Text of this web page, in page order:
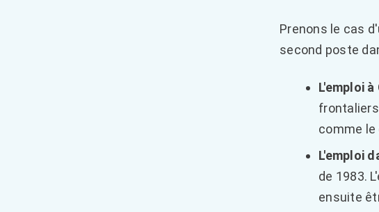
Prenons le cas
second poste
L'emploi
comme le
L'emploi
de 1983.
ensuite